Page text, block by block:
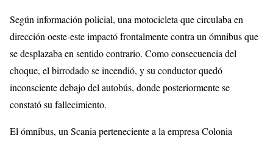
Según información policial, una motocicleta que circulaba en
dirección oeste-este impactó frontalmente contra un ómnibus que
se desplazaba en sentido contrario. Como consecuencia del
choque, el birrodado se incendió, y su conductor quedó
inconsciente debajo del autobús, donde posteriormente se
constató su fallecimiento.
El ómnibus, un Scania perteneciente a la empresa Colonia